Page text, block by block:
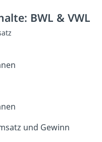
BWL & VWL
und Gewinn